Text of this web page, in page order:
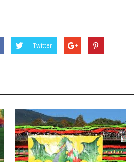
Twitter